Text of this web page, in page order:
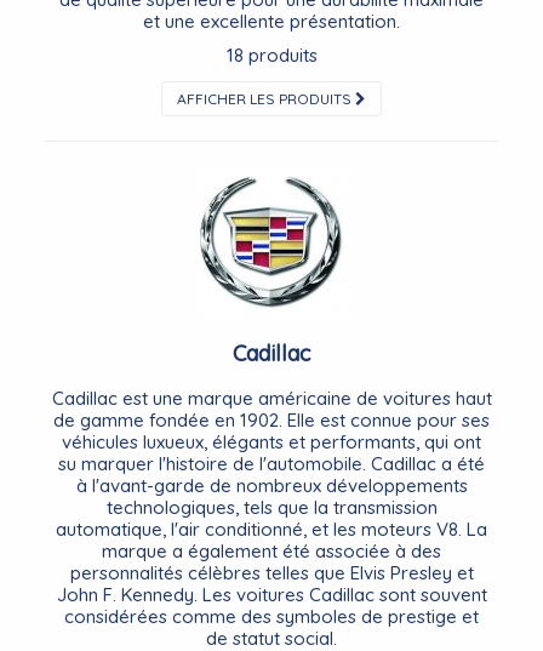
et une excellente présentation.
18 produits
AFFICHER LES PRODUITS
Cadillac
Cadillac est une marque américaine de voitures haut
de gamme fondée en 1902. Elle est connue pour ses
véhicules luxueux, élégants et performants, qui ont
su marquer l'histoire de l'automobile. Cadillac a été
à l'avant-garde de nombreux développements
technologiques, tels que la transmission
automatique, l'air conditionné, et les moteurs V8. La
marque a également été associée à des
personnalités célèbres telles que Elvis Presley et
John F. Kennedy. Les voitures Cadillac sont souvent
considérées comme des symboles de prestige et
de statut social.